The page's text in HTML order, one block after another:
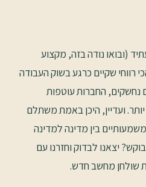
(ובואו נודה בזה, מקצוע
רווחי שקיים כרגע בשוק העבודה
נחשקים, החברות עוטפות
ועדיין, היכן באמת משתלם
בין מדינה למדינה
יצאנו לבדוק וחזרנו עם
שולחן מחשב חדש.